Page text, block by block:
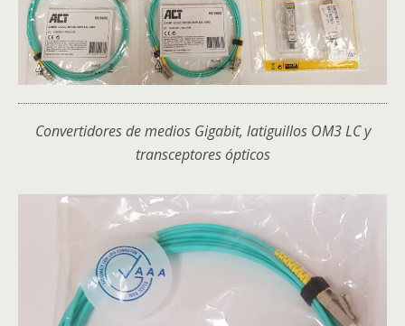
Convertidores de medios Gigabit, latiguillos OM3 LC y
transceptores ópticos